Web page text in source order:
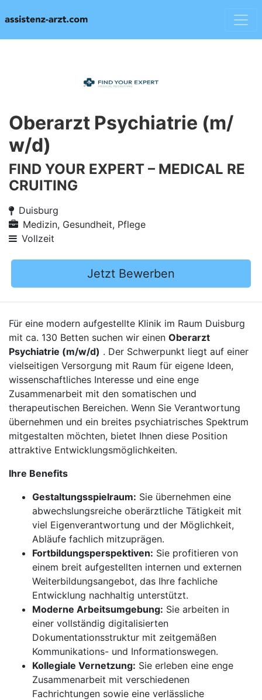
Oberarzt Psychiatrie (m/
w/d)
FIND YOUR EXPERT – MEDICAL RE
CRUITING
Duisburg
Medizin, Gesundheit, Pflege
Vollzeit
Jetzt Bewerben
Für eine modern aufgestellte Klinik im Raum Duisburg
mit ca. 130 Betten suchen wir einen Oberarzt
Psychiatrie (m/w/d) . Der Schwerpunkt liegt auf einer
vielseitigen Versorgung mit Raum für eigene Ideen,
wissenschaftliches Interesse und eine enge
Zusammenarbeit mit den somatischen und
therapeutischen Bereichen. Wenn Sie Verantwortung
übernehmen und ein breites psychiatrisches Spektrum
mitgestalten möchten, bietet Ihnen diese Position
attraktive Entwicklungsmöglichkeiten.
Ihre Benefits
Gestaltungsspielraum: Sie übernehmen eine
abwechslungsreiche oberärztliche Tätigkeit mit
viel Eigenverantwortung und der Möglichkeit,
Abläufe fachlich mitzuprägen.
Fortbildungsperspektiven: Sie profitieren von
einem breit aufgestellten internen und externen
Weiterbildungsangebot, das Ihre fachliche
Entwicklung nachhaltig unterstützt.
Moderne Arbeitsumgebung: Sie arbeiten in
einer vollständig digitalisierten
Dokumentationsstruktur mit zeitgemäßen
Kommunikations- und Informationswegen.
Kollegiale Vernetzung: Sie erleben eine enge
Zusammenarbeit mit verschiedenen
Fachrichtungen sowie eine verlässliche